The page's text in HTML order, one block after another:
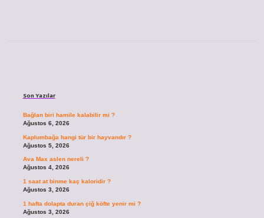
Son Yazılar
Bağlan biri hamile kalabilir mi ?
Ağustos 6, 2026
Kaplumbağa hangi tür bir hayvandır ?
Ağustos 5, 2026
Ava Max aslen nereli ?
Ağustos 4, 2026
1 saat at binme kaç kaloridir ?
Ağustos 3, 2026
1 hafta dolapta duran çiğ köfte yenir mi ?
Ağustos 3, 2026